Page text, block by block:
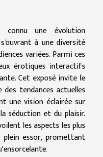
une évolution
à une diversité
variées. Parmi ces
érotiques interactifs
Cet exposé invite le
tendances actuelles
une vision éclairée sur
séduction et du plaisir.
les aspects les plus
essor, promettant